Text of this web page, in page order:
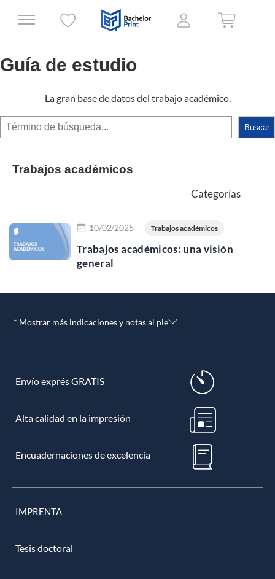
Guía de estudio
La gran base de datos del trabajo académico.
Buscar Buscar
Trabajos académicos
Categorías
10/02/2025 Trabajos académicos
Trabajos académicos: una visión
general
* Mostrar más indicaciones y notas al pie
Envío exprés GRATIS
Alta calidad en la impresión
Encuadernaciones de excelencia
IMPRENTA
Tesis doctoral